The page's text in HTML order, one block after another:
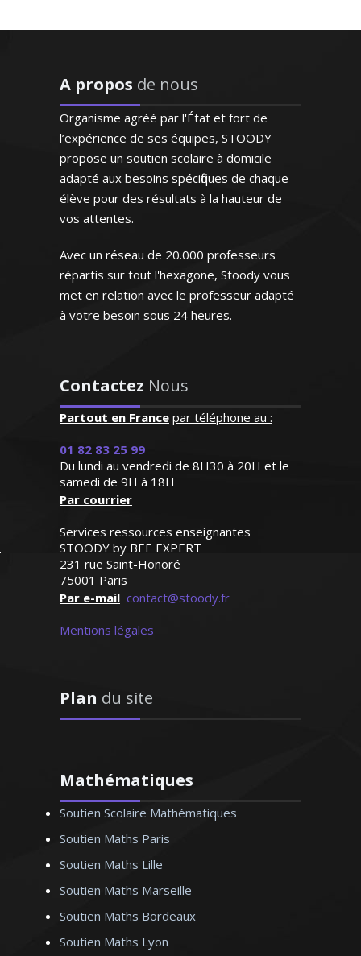
"Enseignant de très grande
puisqu'il s'agit de sa langue
natale. Très doué pour
enseigner, il prépare
excellemment ses cours.
Bref un modèle"
Monsieur H.E (Marseille,
étudiant au supérieur)
"Professeur très disponible
aux besoins de l'enfant et
répond à ses demandes"
Madame M.N (Bordeaux, élève
en première S)
Que ce soit le français ou le français
FLE (enseignement pour les étrangers
résidants en France), je donne des cours
particuliers personnalisés depuis de
nombreuses années. Ponctuelle, à
l’écoute et méthodique, je sais encadrer
mes élèves et les motiver dans leur
apprentissage de la langue de Molière
Diplômé d'une maîtrise en biologie,
j’enseigne les SVT au sein des collèges et
également formateur travaillant au sein
d'une structure chargée de
l'accompagnement scolaire. Je donne
des cours particuliers en SVT (niveau
bien connaître mon élève pour
Monsieur Y. Thierry – Professeur de
biologie (SVT) – Lyon
Professeur de mathématiques au sein de
l’éducation nationale, je donne des
cours particuliers pour tous les niveaux.
l’écoute des demandes de chacun de
A propos de nous
Organisme agréé par l'État et fort de
l’expérience de ses équipes, STOODY
propose un soutien scolaire à domicile
adapté aux besoins spécifiques de chaque
élève pour des résultats à la hauteur de
vos attentes.
Avec un réseau de 20.000 professeurs
répartis sur tout l'hexagone, Stoody vous
met en relation avec le professeur adapté
à votre besoin sous 24 heures.
Contactez Nous
Partout en France par téléphone au :
01 82 83 25 99
Du lundi au vendredi de 8H30 à 20H et le
samedi de 9H à 18H
Par courrier
Services ressources enseignantes
STOODY by BEE EXPERT
231 rue Saint-Honoré
75001 Paris
Par e-mail contact@stoody.fr
Mentions légales
Plan du site
Mathématiques
Soutien Scolaire Mathématiques
Soutien Maths Paris
Soutien Maths Lille
Soutien Maths Marseille
Soutien Maths Bordeaux
Soutien Maths Lyon